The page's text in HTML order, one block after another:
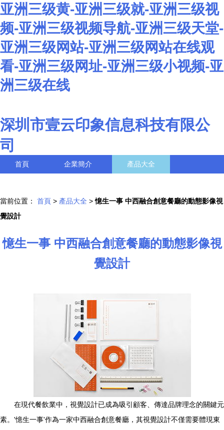
亚洲三级黄-亚洲三级就-亚洲三级视
频-亚洲三级视频导航-亚洲三级天堂-
亚洲三级网站-亚洲三级网站在线观
看-亚洲三级网址-亚洲三级小视频-亚
洲三级在线
深圳市壹云印象信息科技有限公
司
首頁 企業簡介 產品大全
當前位置： 首頁 > 產品大全 > 憶生一事 中西融合創意餐廳的動態影像視
覺設計
憶生一事 中西融合創意餐廳的動態影像視
覺設計
在現代餐飲業中，視覺設計已成為吸引顧客、傳達品牌理念的關鍵元
素。'憶生一事'作為一家中西融合創意餐廳，其視覺設計不僅需要體現東